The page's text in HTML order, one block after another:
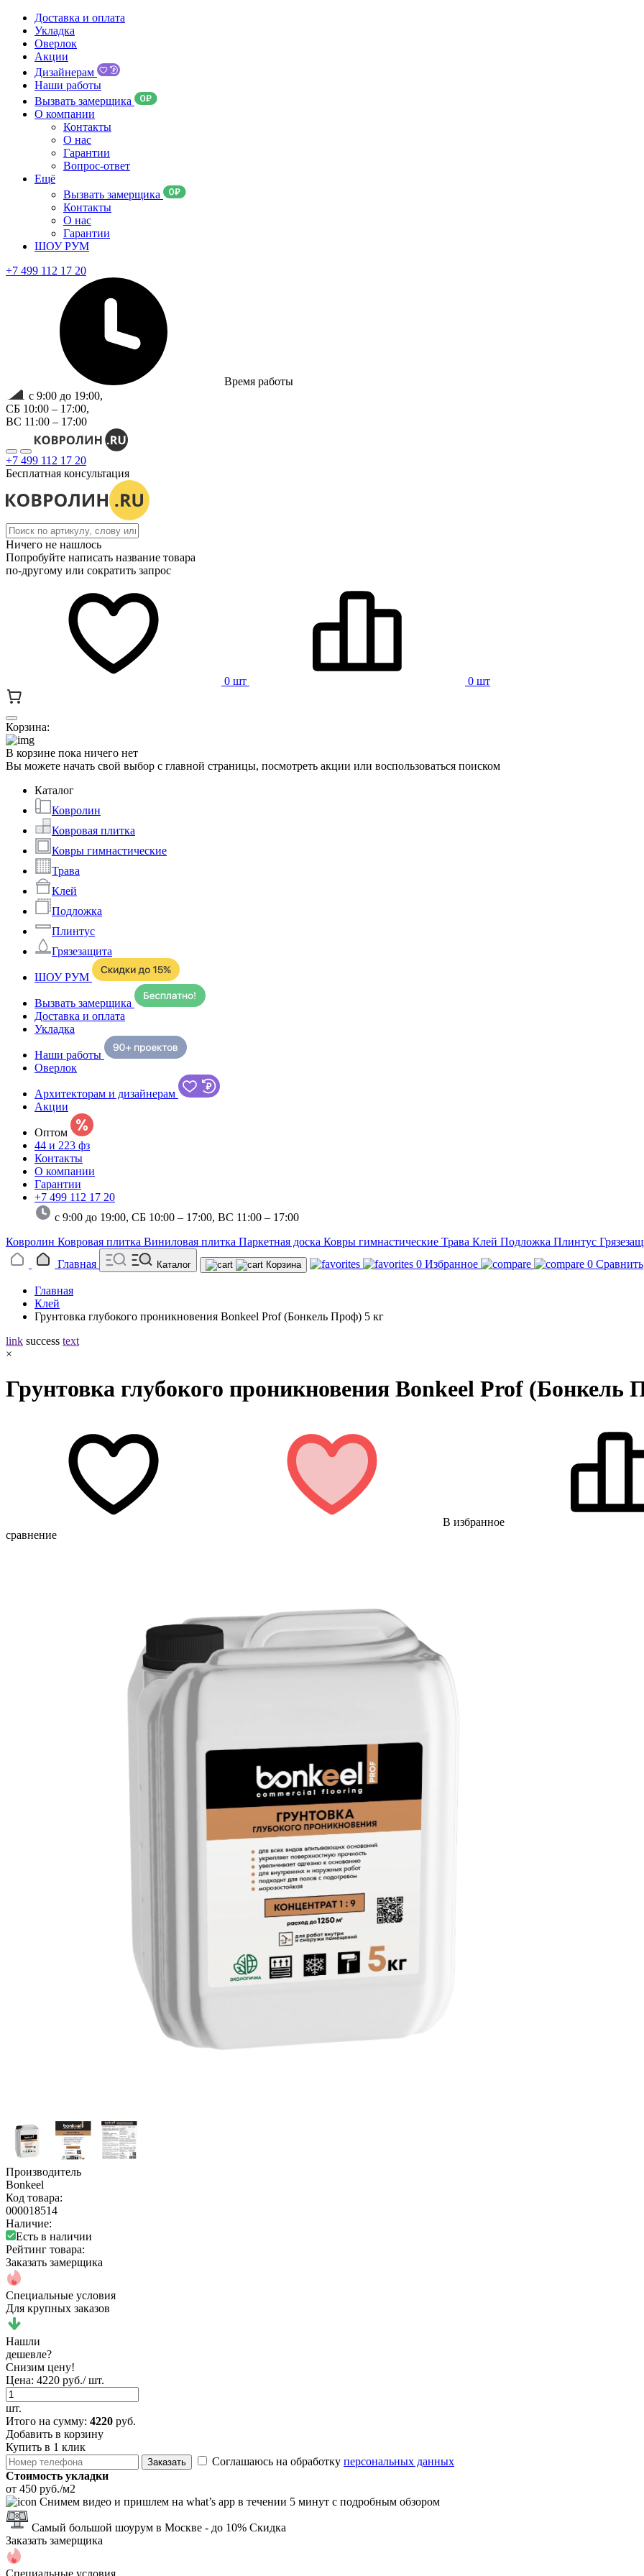
Доставка и оплата
Укладка
Оверлок
Акции
Дизайнерам
Наши работы
Вызвать замерщика
О компании
Контакты
О нас
Гарантии
Вопрос-ответ
Ещё
Вызвать замерщика
Контакты
О нас
Гарантии
ШОУ РУМ
+7 499 112 17 20
Время работы
с 9:00 до 19:00,
СБ 10:00 – 17:00,
ВС 11:00 – 17:00
+7 499 112 17 20
Бесплатная консультация
Ничего не нашлось
Попробуйте написать название товара
по-другому или сократить запрос
0 шт 0 шт
Корзина:
В корзине пока ничего нет
Вы можете начать свой выбор с главной страницы, посмотреть акции или воспользоваться поиском
Каталог
Ковролин
Ковровая плитка
Ковры гимнастические
Трава
Клей
Подложка
Плинтус
Грязезащита
ШОУ РУМ
Вызвать замерщика
Доставка и оплата
Укладка
Наши работы
Оверлок
Архитекторам и дизайнерам
Акции
Оптом
44 и 223 фз
Контакты
О компании
Гарантии
+7 499 112 17 20
с 9:00 до 19:00, СБ 10:00 – 17:00, ВС 11:00 – 17:00
Ковролин Ковровая плитка Виниловая плитка Паркетная доска Ковры гимнастические Трава Клей Подложка Плинтус
Главная
Каталог Корзина 0 Избранное 0 Сравнить
Главная
Клей
Грунтовка глубокого проникновения Bonkeel Prof (Бонкель Проф) 5 кг
link success text
×
Грунтовка глубокого проникновения Bonkeel Prof (Бонкель
В избранное
сравнение
Производитель
Bonkeel
Код товара:
000018514
Наличие:
Есть в наличии
Рейтинг товара:
Заказать замерщика
Специальные условия
Для крупных заказов
Нашли
дешевле?
Снизим цену!
Цена: 4220 руб./ шт.
шт.
Итого на сумму: 4220 руб.
Добавить в корзину
Купить в 1 клик
Заказать Соглашаюсь на обработку персональных данных
Стоимость укладки
от 450 руб./м2
Снимем видео и пришлем на what’s app в течении 5 минут с подробным обзором
Самый большой шоурум в Москве - до 10% Скидка
Заказать замерщика
Специальные условия